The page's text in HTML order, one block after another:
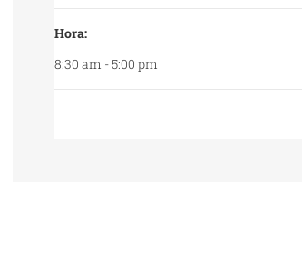
Hora:
8:30 am - 5:00 pm